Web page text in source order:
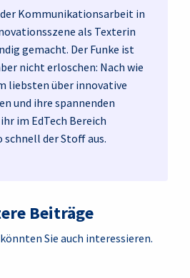
der Kommunikationsarbeit in
als Texterin
gemacht. Der Funke ist
nicht erloschen: Nach wie
liebsten über innovative
und ihre spannenden
im EdTech Bereich
der Stoff aus.
Beiträge
Sie auch interessieren.